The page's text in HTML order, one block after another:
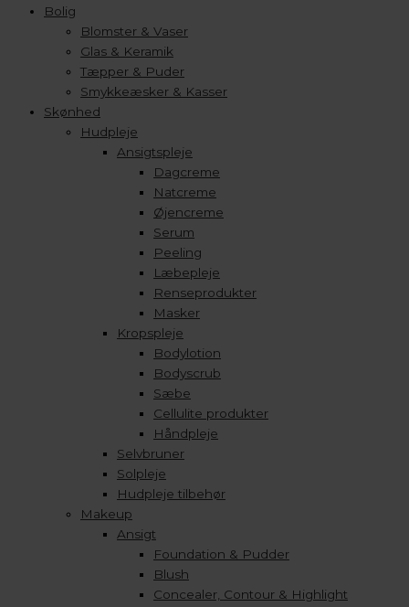
Bolig
Blomster & Vaser
Glas & Keramik
Tæpper & Puder
Smykkeæsker & Kasser
Skønhed
Hudpleje
Ansigtspleje
Dagcreme
Natcreme
Øjencreme
Serum
Peeling
Læbepleje
Renseprodukter
Masker
Kropspleje
Bodylotion
Bodyscrub
Sæbe
Cellulite produkter
Håndpleje
Selvbruner
Solpleje
Hudpleje tilbehør
Makeup
Ansigt
Foundation & Pudder
Blush
Concealer, Contour & Highlight